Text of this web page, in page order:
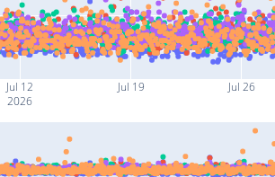
Jul 12
2026
Jul 19 Jul 26